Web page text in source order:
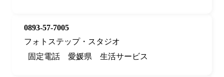
0893-57-7005
フォトステップ・スタジオ
固定電話
愛媛県 生活サービス